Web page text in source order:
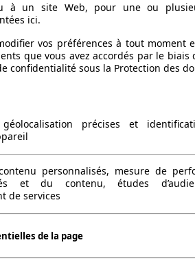
4907 mm
1462 mm
1860 mm
575 kg
(sans freins) 750 kg
(avec freins)
à un site Web, pour une ou
ici.
vos préférences à tout moment
que vous avez accordés par le biais
confidentialité sous la Protection des
précises et
personnalisés, mesure de
et du contenu, études
de services
de la page